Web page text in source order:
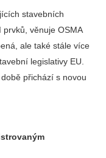
stavebních
věnuje OSMA
ale také stále více
legislativy EU.
přichází s novou